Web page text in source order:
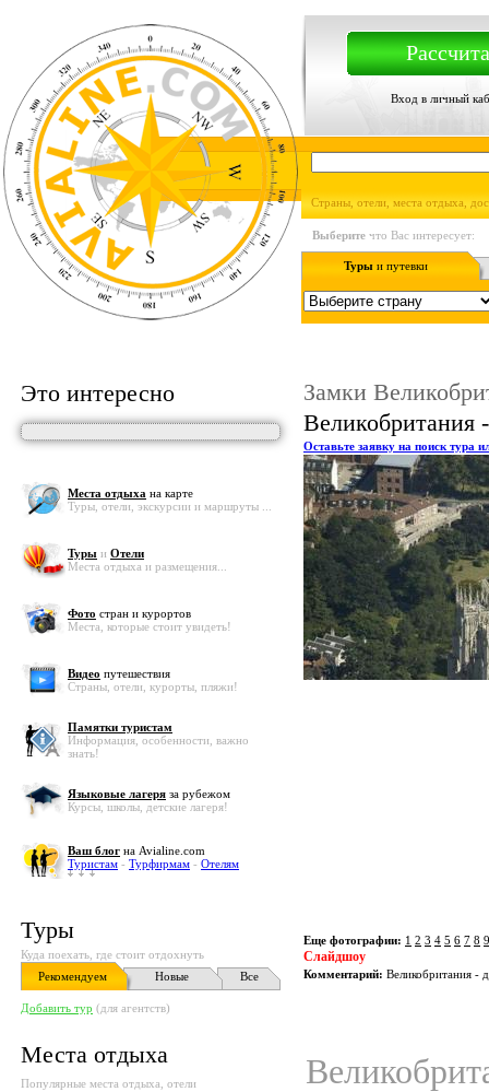
Вход в личный
Страны, отели, места отдыха,
Выберите что Вас интересует:
Туры и путевки
Это интересно
Места отдыха на карте
Туры, отели, экскурсии и маршруты ...
Туры и Отели
Места отдыха и размещения...
Фото стран и курортов
Места, которые стоит увидеть!
Видео путешествия
Страны, отели, курорты, пляжи!
Памятки туристам
Информация, особенности, важно
знать!
Языковые лагеря за рубежом
Курсы, школы, детские лагеря!
Ваш блог на Avialine.com
Туристам - Турфирмам - Отелям
Туры
Куда поехать, где стоит отдохнуть
Рекомендуем
Новые Все
Добавить тур (для агентств)
Места отдыха
Популярные места отдыха, отели
Замки
Великобритания
Оставьте заявку на поиск тура
Еще фотографии: 1 2 3 4 5 6 7 8 9
Слайдшоу
Комментарий: Великобритания -